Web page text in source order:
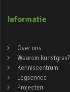
Informatie
Over ons
Waarom kunstgras?
Kenniscentrum
Legservice
Projecten